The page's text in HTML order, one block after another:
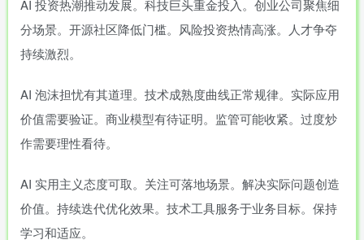
AI 投资热潮推动发展。科技巨头重金投入。创业公司聚焦细
分场景。开源社区降低门槛。风险投资热情高涨。人才争夺
持续激烈。
AI 泡沫担忧有其道理。技术成熟度曲线正常规律。实际应用
价值需要验证。商业模型有待证明。监管可能收紧。过度炒
作需要理性看待。
AI 实用主义态度可取。关注可落地场景。解决实际问题创造
价值。持续迭代优化效果。技术工具服务于业务目标。保持
学习和适应。